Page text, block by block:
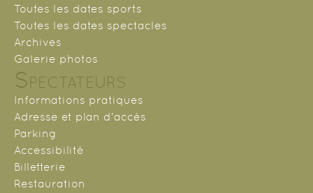
Toutes les dates sports
Toutes les dates spectacles
Archives
Galerie photos
Spectateurs
Informations pratiques
Adresse et plan d'accès
Parking
Accessibilité
Billetterie
Restauration